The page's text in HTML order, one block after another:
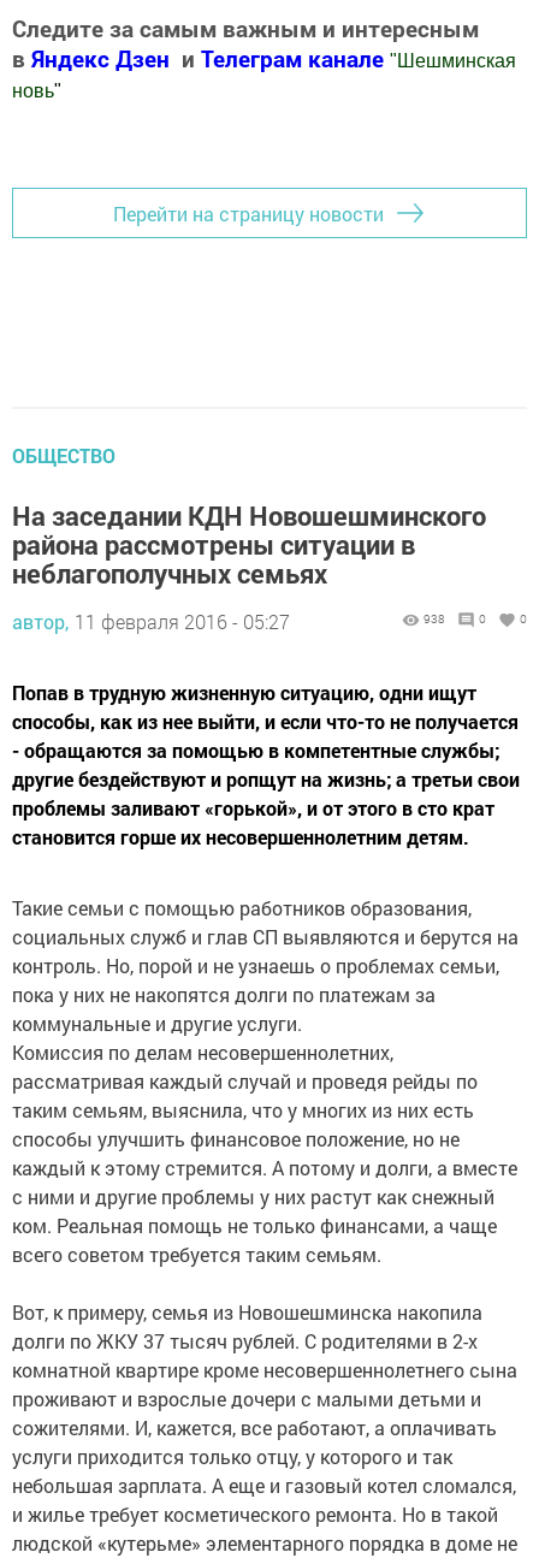
Следите за самым важным и интересным
в Яндекс Дзен и Телеграм канале "Шешминская
новь"
Перейти на страницу новости
ОБЩЕСТВО
На заседании КДН Новошешминского
района рассмотрены ситуации в
неблагополучных семьях
автор, 11 февраля 2016 - 05:27 938 0 0
Попав в трудную жизненную ситуацию, одни ищут
способы, как из нее выйти, и если что-то не получается
- обращаются за помощью в компетентные службы;
другие бездействуют и ропщут на жизнь; а третьи свои
проблемы заливают «горькой», и от этого в сто крат
становится горше их несовершеннолетним детям.
Такие семьи с помощью работников образования,
социальных служб и глав СП выявляются и берутся на
контроль. Но, порой и не узнаешь о проблемах семьи,
пока у них не накопятся долги по платежам за
коммунальные и другие услуги.
Комиссия по делам несовершеннолетних,
рассматривая каждый случай и проведя рейды по
таким семьям, выяснила, что у многих из них есть
способы улучшить финансовое положение, но не
каждый к этому стремится. А потому и долги, а вместе
с ними и другие проблемы у них растут как снежный
ком. Реальная помощь не только финансами, а чаще
всего советом требуется таким семьям.
Вот, к примеру, семья из Новошешминска накопила
долги по ЖКУ 37 тысяч рублей. С родителями в 2-х
комнатной квартире кроме несовершеннолетнего сына
проживают и взрослые дочери с малыми детьми и
сожителями. И, кажется, все работают, а оплачивать
услуги приходится только отцу, у которого и так
небольшая зарплата. А еще и газовый котел сломался,
и жилье требует косметического ремонта. Но в такой
людской «кутерьме» элементарного порядка в доме не